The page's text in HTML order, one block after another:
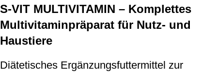
S-VIT MULTIVITAMIN – Komplettes
Multivitaminpräparat für Nutz- und
Haustiere
Diätetisches Ergänzungsfuttermittel zur